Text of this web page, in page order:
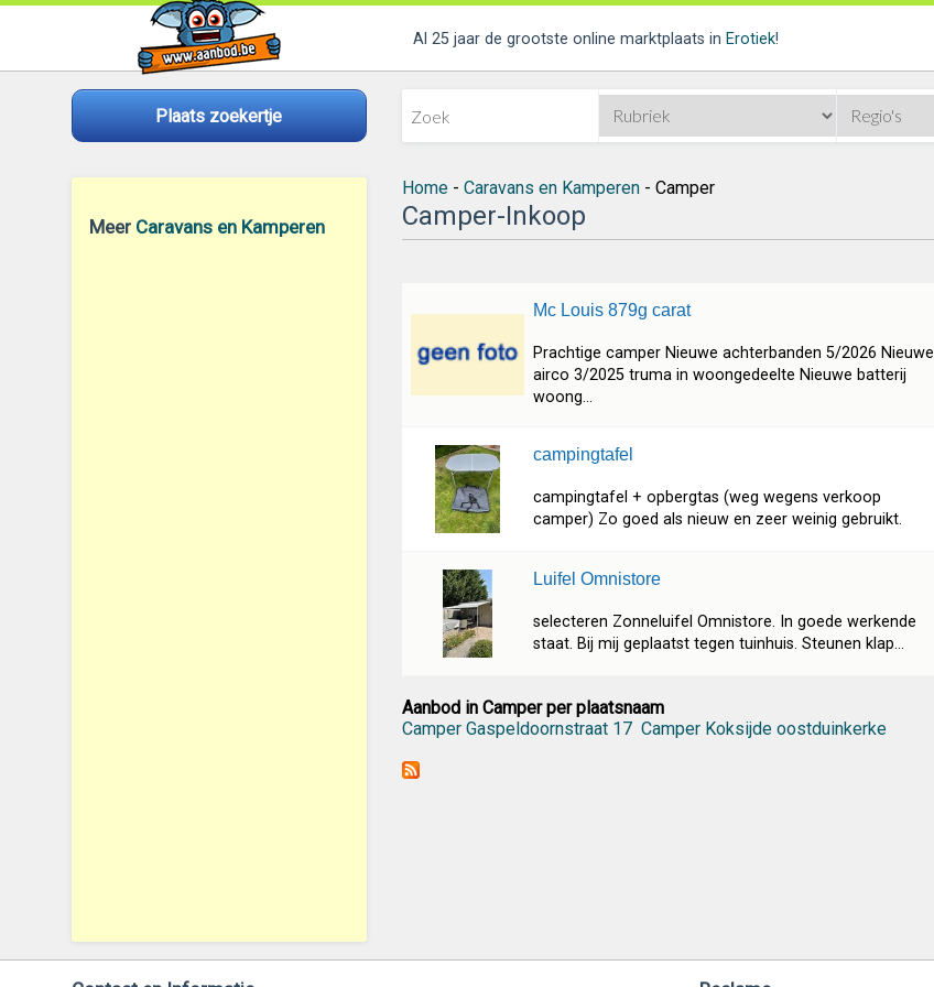
Al 25 jaar de grootste online marktplaats in Erotiek!
Plaats zoekertje
Meer Caravans en Kamperen
Home- Caravans en Kamperen- Camper
Camper-Inkoop
Mc Louis 879g carat
Prachtige camper Nieuwe achterbanden 5/2026 Nieuwe
airco 3/2025 truma in woongedeelte Nieuwe batterij
woong...
campingtafel
campingtafel + opbergtas (weg wegens verkoop
camper) Zo goed als nieuw en zeer weinig gebruikt.
Luifel Omnistore
selecteren Zonneluifel Omnistore. In goede werkende
staat. Bij mij geplaatst tegen tuinhuis. Steunen klap...
Aanbod in Camper per plaatsnaam
Camper Gaspeldoornstraat 17 Camper Koksijde oostduinkerke